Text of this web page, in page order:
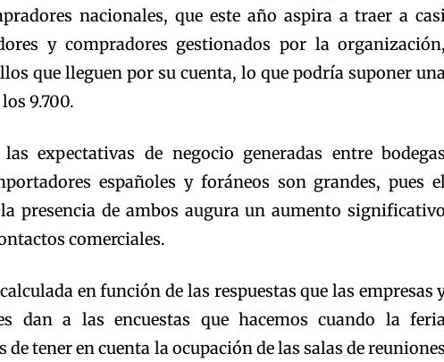
nacionales, que este año aspira a traer a
y compradores gestionados por la organización,
que lleguen por su cuenta, lo que podría suponer
9.700.
expectativas de negocio generadas entre bodegas
españoles y foráneos son grandes, pues
presencia de ambos augura un aumento significativo
comerciales.
en función de las respuestas que las empresas
dan a las encuestas que hacemos cuando la
de tener en cuenta la ocupación de las salas de reuniones